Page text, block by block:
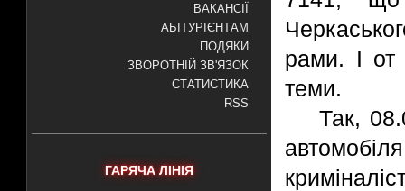
ВАКАНСІЇ
АБІТУРІЄНТАМ
ПОДЯКИ
ЗВОРОТНІЙ ЗВ'ЯЗОК
СТАТИСТИКА
RSS
ГАРЯЧА ЛІНІЯ
рами. І от
теми.
Так,